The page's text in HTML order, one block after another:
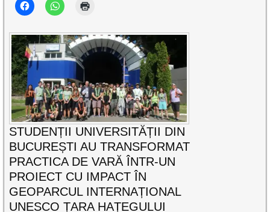
STUDENȚII UNIVERSITĂȚII DIN
BUCUREȘTI AU TRANSFORMAT
PRACTICA DE VARĂ ÎNTR-UN
PROIECT CU IMPACT ÎN
GEOPARCUL INTERNAȚIONAL
UNESCO ȚARA HAȚEGULUI